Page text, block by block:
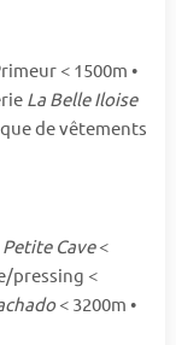
< 1500m •
La Belle Iloise
de vêtements
Petite Cave<
pressing <
< 3200m •